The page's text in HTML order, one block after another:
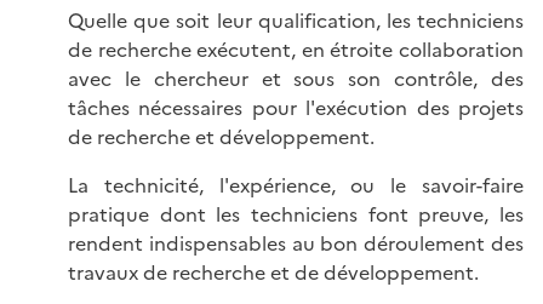
Quelle que soit leur qualification, les techniciens
de recherche exécutent, en étroite collaboration
avec le chercheur et sous son contrôle, des
tâches nécessaires pour l'exécution des projets
de recherche et développement.
La technicité, l'expérience, ou le savoir-faire
pratique dont les techniciens font preuve, les
rendent indispensables au bon déroulement des
travaux de recherche et de développement.